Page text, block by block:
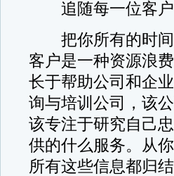
追随每一位客户
把你所有的时间
客户是一种资源浪
长于帮助公司和企
询与培训公司，该
该专注于研究自己
供的什么服务。从
所有这些信息都归